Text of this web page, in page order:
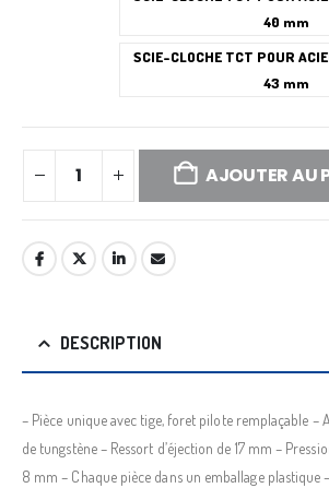
40 mm
SCIE-CLOCHE TCT POUR
43 mm
AJOUTER AU
DESCRIPTION
– Pièce unique avec tige, foret pilote remplaçable –
de tungstène – Ressort d’éjection de 17 mm –
8 mm – Chaque pièce dans un emballage plastique